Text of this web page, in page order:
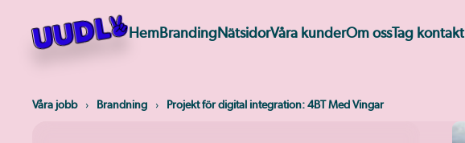
Skip
content
HemBrandingNätsidorVåra kunderOm ossTag kontakt
Våra jobb Brandning Projekt för digital integration: 4BT Med Vingar